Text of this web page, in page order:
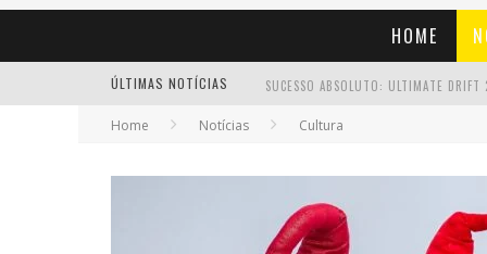
HOME
ÚLTIMAS NOTÍCIAS
EM ABRIL, BOULEVARD SHOPPING BH
Home Notícias Cultura